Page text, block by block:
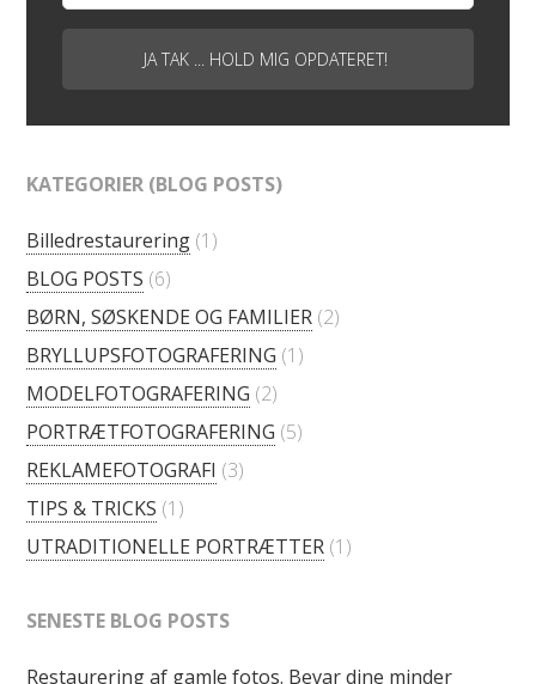
KATEGORIER (BLOG POSTS)
Billedrestaurering (1)
BLOG POSTS (6)
BØRN, SØSKENDE OG FAMILIER (2)
BRYLLUPSFOTOGRAFERING (1)
MODELFOTOGRAFERING (2)
PORTRÆTFOTOGRAFERING (5)
REKLAMEFOTOGRAFI (3)
TIPS & TRICKS (1)
UTRADITIONELLE PORTRÆTTER (1)
SENESTE BLOG POSTS
Restaurering af gamle fotos. Bevar dine minder